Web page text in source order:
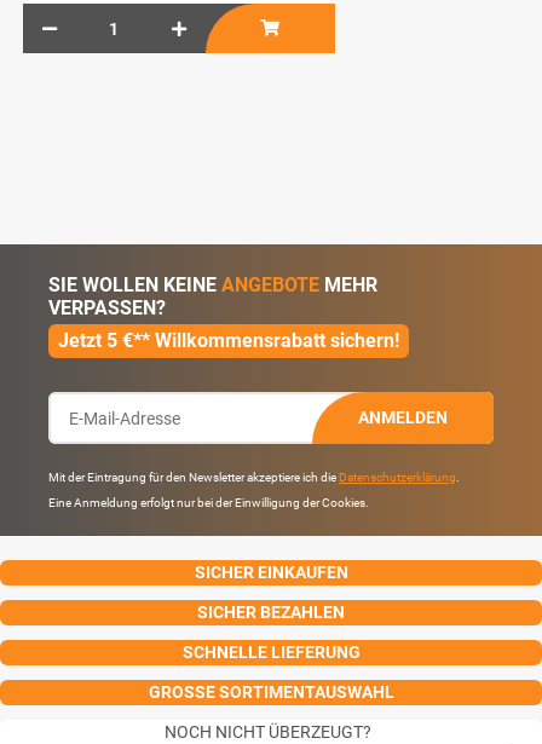
SIE WOLLEN KEINE ANGEBOTE MEHR
VERPASSEN?
Jetzt 5 €** Willkommensrabatt sichern!
ANMELDEN
Mit der Eintragung für den Newsletter akzeptiere ich die Datenschutzerklärung
Eine Anmeldung erfolgt nur bei der Einwilligung der Cookies.
SICHER EINKAUFEN
SICHER BEZAHLEN
SCHNELLE LIEFERUNG
GROSSE SORTIMENTAUSWAHL
NOCH NICHT ÜBERZEUGT?